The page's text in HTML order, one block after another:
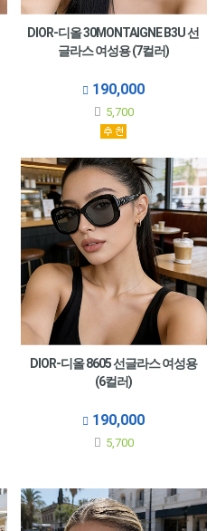
DIOR-디올 30MONTAIGNE B3U 선
글라스 여성용 (7컬러)
190,000
5,700
DIOR-디올 8605 선글라스 여성용
(6컬러)
190,000
5,700